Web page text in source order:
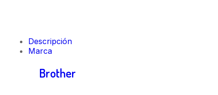
Descripción
Marca
Brother